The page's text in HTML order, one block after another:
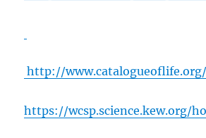
http://www.catalogueoflife.org/
https://wcsp.science.kew.org/